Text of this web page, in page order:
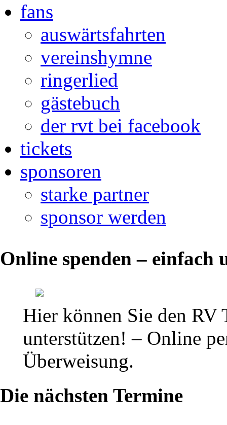
fans
auswärtsfahrten
vereinshymne
ringerlied
gästebuch
der rvt bei facebook
tickets
sponsoren
starke partner
sponsor werden
Online spenden – einfach
Hier können Sie den RV
unterstützen! – Online
Überweisung.
Die nächsten Termine
Ansetzungen
Ergebnisse
Regionalliga
Mitteldeutschland
2020
Ansetzungen